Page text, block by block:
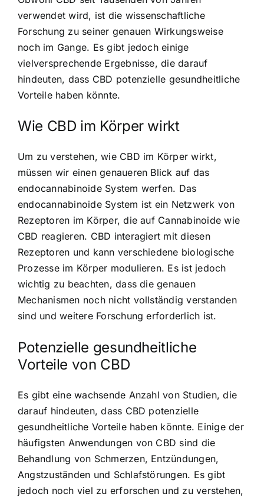
verwendet wird, ist die wissenschaftliche
Forschung zu seiner genauen Wirkungsweise
noch im Gange. Es gibt jedoch einige
vielversprechende Ergebnisse, die darauf
hindeuten, dass CBD potenzielle gesundheitliche
Vorteile haben könnte.
Wie CBD im Körper wirkt
Um zu verstehen, wie CBD im Körper wirkt,
müssen wir einen genaueren Blick auf das
endocannabinoide System werfen. Das
endocannabinoide System ist ein Netzwerk von
Rezeptoren im Körper, die auf Cannabinoide wie
CBD reagieren. CBD interagiert mit diesen
Rezeptoren und kann verschiedene biologische
Prozesse im Körper modulieren. Es ist jedoch
wichtig zu beachten, dass die genauen
Mechanismen noch nicht vollständig verstanden
sind und weitere Forschung erforderlich ist.
Potenzielle gesundheitliche
Vorteile von CBD
Es gibt eine wachsende Anzahl von Studien, die
darauf hindeuten, dass CBD potenzielle
gesundheitliche Vorteile haben könnte. Einige der
häufigsten Anwendungen von CBD sind die
Behandlung von Schmerzen, Entzündungen,
Angstzuständen und Schlafstörungen. Es gibt
jedoch noch viel zu erforschen und zu verstehen,